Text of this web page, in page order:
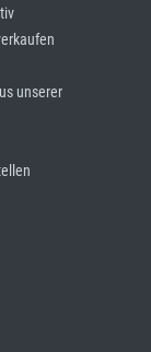
unserer